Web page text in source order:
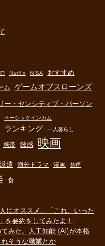
Netflix NISA おすすめ
ム ゲームオブスローンズ
ー・センシティブ・パーソン
ベーシックインカム
ランキング 一人暮らし
携帯 敏感 映画
派遣 海外ドラマ 漫画 禁煙
食
にオススメ。「これ、いった
を要約をしてみたよ！
みた。人工知能 (AI)が本格
そうな職業とか